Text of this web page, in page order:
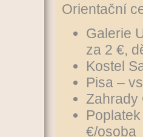
Orientační
Galerie
za 2 €,
Kostel
Pisa –
Zahrady
€/osoba